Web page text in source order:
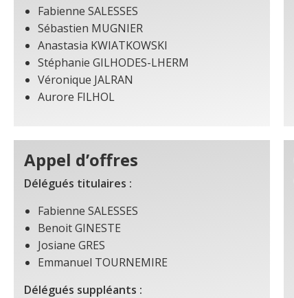
Fabienne SALESSES
Sébastien MUGNIER
Anastasia KWIATKOWSKI
Stéphanie GILHODES-LHERM
Véronique JALRAN
Aurore FILHOL
Appel d’offres
Délégués titulaires :
Fabienne SALESSES
Benoit GINESTE
Josiane GRES
Emmanuel TOURNEMIRE
Délégués suppléants :